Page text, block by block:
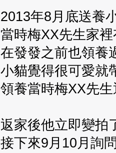
2013年8月底送養
當時梅XX先生家
在發發之前也領養
小貓覺得很可愛就
領養當時梅XX先
返家後他立即變拍
接下來9月10月詢